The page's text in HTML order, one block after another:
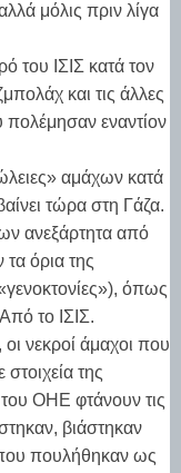
μόλις πριν λίγα
του ΙΣΙΣ κατά τον
και τις άλλες
πολέμησαν εναντίον
αμάχων κατά
τώρα στη Γάζα.
ανεξάρτητα από
τα όρια της
όπως
το ΙΣΙΣ.
νεκροί άμαχοι που
της
ΟΗΕ φτάνουν τις
βιάστηκαν
πουλήθηκαν ως